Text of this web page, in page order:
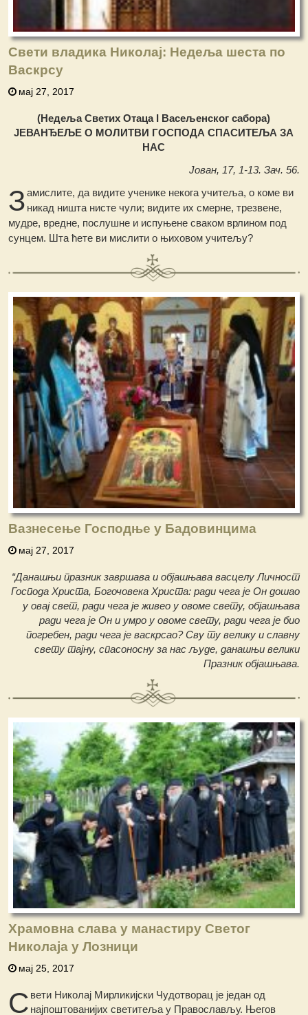
Свети владика Николај: Недеља шеста по
Васкрсу
мај 27, 2017
(Недeља Светих Отаца I Васељенског сабора)
ЈЕВАНЂЕЉЕ О МОЛИТВИ ГОСПОДА СПАСИТЕЉА ЗА
НАС
Јован, 17, 1-13. Зач. 56.
Замислите, да видите ученике некога учитеља, о коме ви
никад ништа нисте чули; видите их смерне, трезвене,
мудре, вредне, послушне и испуњене сваком врлином под
сунцем. Шта ћете ви мислити о њиховом учитељу?
Вазнесење Господње у Бадовинцима
мај 27, 2017
“Данашњи празник завршава и објашњава васцелу Личност
Господа Христа, Богочовека Христа: ради чега је Он дошао
у овај свет, ради чега је живео у овоме свету, објашњава
ради чега је Он и умро у овоме свету, ради чега је био
погребен, ради чега је васкрсао? Сву ту велику и славну
свету тајну, спасоносну за нас људе, данашњи велики
Празник објашњава.
Храмовна слава у манастиру Светог
Николаја у Лозници
мај 25, 2017
С вети Николај Mирликијски Чудотворац је један од
најпоштованијих светитеља у Православљу. Његов